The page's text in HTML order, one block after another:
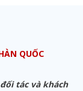
QUỐC
tác và khách